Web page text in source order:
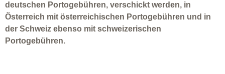
deutschen Portogebühren, verschickt werden, in
Österreich mit österreichischen Portogebühren und in
der Schweiz ebenso mit schweizerischen
Portogebühren.